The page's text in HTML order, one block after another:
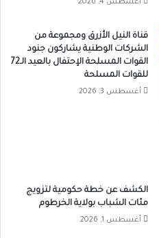
أغسطس 4, 2026
قناة النيل الأزرق ومجموعة من
الشركات الوطنية يشاركون جنود
القوات المسلحة الإحتفال بالعيد الـ72
للقوات المسلحة
أغسطس 3, 2026
الكشف عن خطة حكومية لتزويج
مئات الشباب بولاية الخرطوم
أغسطس 1, 2026